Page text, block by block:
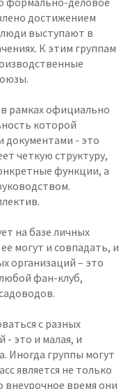
достижением
выступают в
К этим группам
в рамках официально
которой
документами - это
четкую структуру,
функции, а
на базе личных
могут и совпадать, и
организаций – это
фан-клуб,
с разных
- это и малая, и
Иногда группы могут
является не только
внеурочное время они